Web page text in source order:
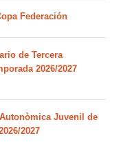
Federación
de Tercera
2026/2027
Juvenil de
2027